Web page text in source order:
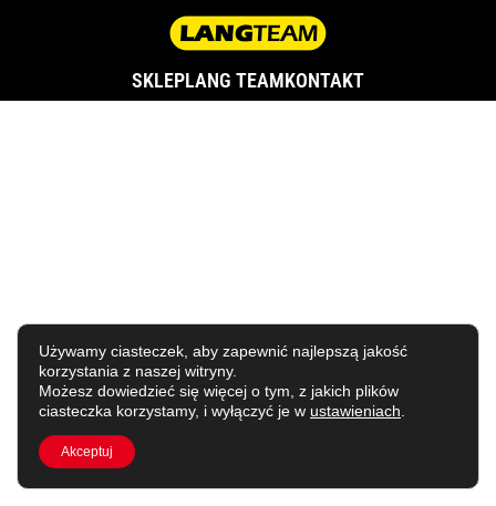
SKLEPLANG TEAMKONTAKT
Używamy ciasteczek, aby zapewnić najlepszą jakość
korzystania z naszej witryny.
Możesz dowiedzieć się więcej o tym, z jakich plików
ciasteczka korzystamy, i wyłączyć je w ustawieniach
Akceptuj